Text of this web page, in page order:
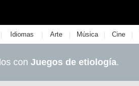
| Idiomas | Arte | Música | Cine |
con Juegos de etiología.